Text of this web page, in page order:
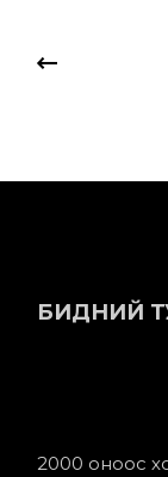
БИДНИЙ
2000 оноос